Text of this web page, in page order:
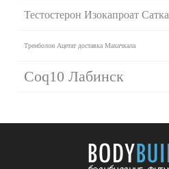
Тестостерон Изокапроат Сатка
Тренболон Ацетат доставка Махачкала
Coq10 Лабинск